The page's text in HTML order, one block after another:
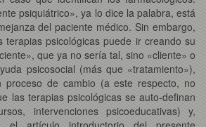
psiquiátrico», ya lo dice la palabra, está
del paciente médico. Sin embargo,
terapias psicológicas puede ir creando su
que ya no sería tal, sino «cliente» o
psicosocial (más que «tratamiento»),
de cambio (a este respecto, no
las terapias psicológicas se auto-definan
intervenciones psicoeducativas) y,